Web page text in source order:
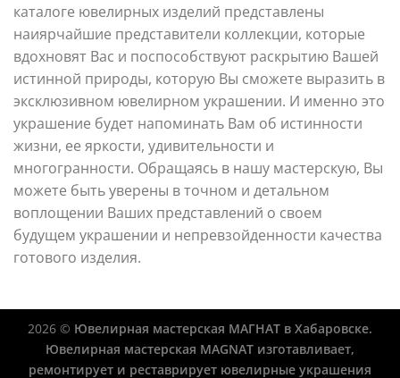
каталоге ювелирных изделий представлены
наиярчайшие представители коллекции, которые
вдохновят Вас и поспособствуют раскрытию Вашей
истинной природы, которую Вы сможете выразить в
эксклюзивном ювелирном украшении. И именно это
украшение будет напоминать Вам об истинности
жизни, ее яркости, удивительности и
многогранности. Обращаясь в нашу мастерскую, Вы
можете быть уверены в точном и детальном
воплощении Ваших представлений о своем
будущем украшении и непревзойденности качества
готового изделия.
2026 © Ювелирная мастерская МАГНАТ в Хабаровске.
Ювелирная мастерская MAGNAT изготавливает,
ремонтирует и реставрирует ювелирные украшения